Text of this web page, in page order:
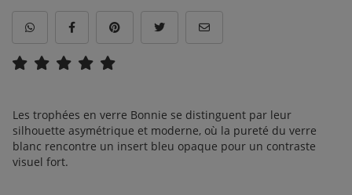
Les trophées en verre Bonnie se distinguent par leur
silhouette asymétrique et moderne, où la pureté du verre
blanc rencontre un insert bleu opaque pour un contraste
visuel fort.